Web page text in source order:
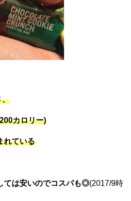
、
カロリー)
れている
ては安いのでコスパも◎(2017/9時